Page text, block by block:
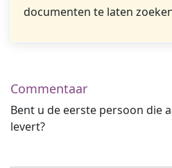
documenten te laten
Commentaar
Bent u de eerste persoon die
levert?